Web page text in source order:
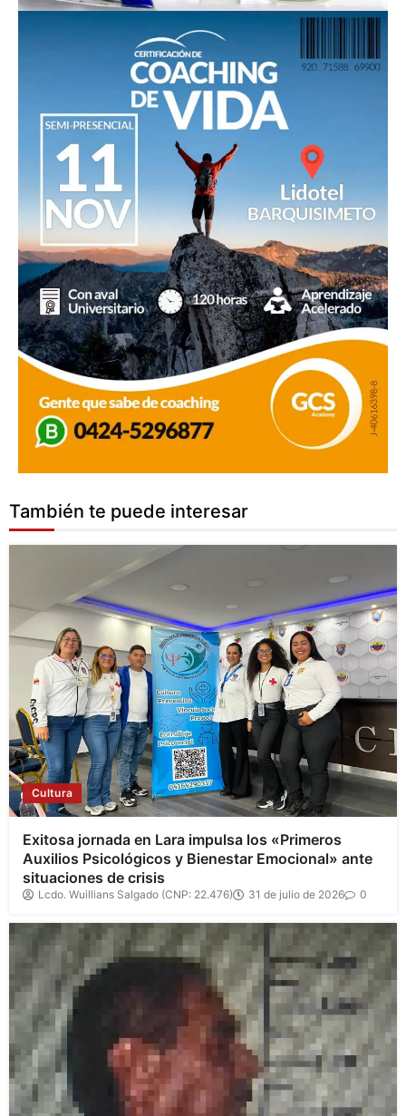
También te puede interesar
Cultura
Exitosa jornada en Lara impulsa los «Primeros
Auxilios Psicológicos y Bienestar Emocional» ante
situaciones de crisis
Lcdo. Wuillians Salgado (CNP: 22.476) 31 de julio de 2026 0